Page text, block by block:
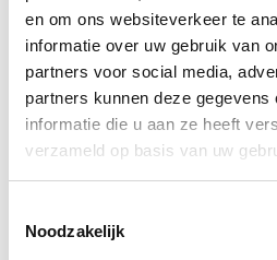
en om ons websiteverkeer te
informatie over uw gebruik van
partners voor social media,
partners kunnen deze
informatie die u aan ze heeft
verzameld op basis van uw
Noodzakelijk